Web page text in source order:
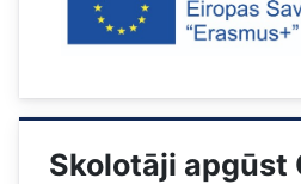
Skolotāji apgūst